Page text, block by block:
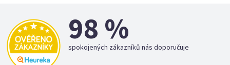
98 %
spokojených zákazníků nás doporučuje